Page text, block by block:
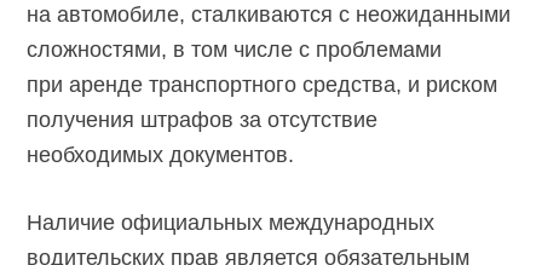
на автомобиле, сталкиваются с неожиданными
сложностями, в том числе с проблемами
при аренде транспортного средства, и риском
получения штрафов за отсутствие
необходимых документов.
Наличие официальных международных
водительских прав является обязательным